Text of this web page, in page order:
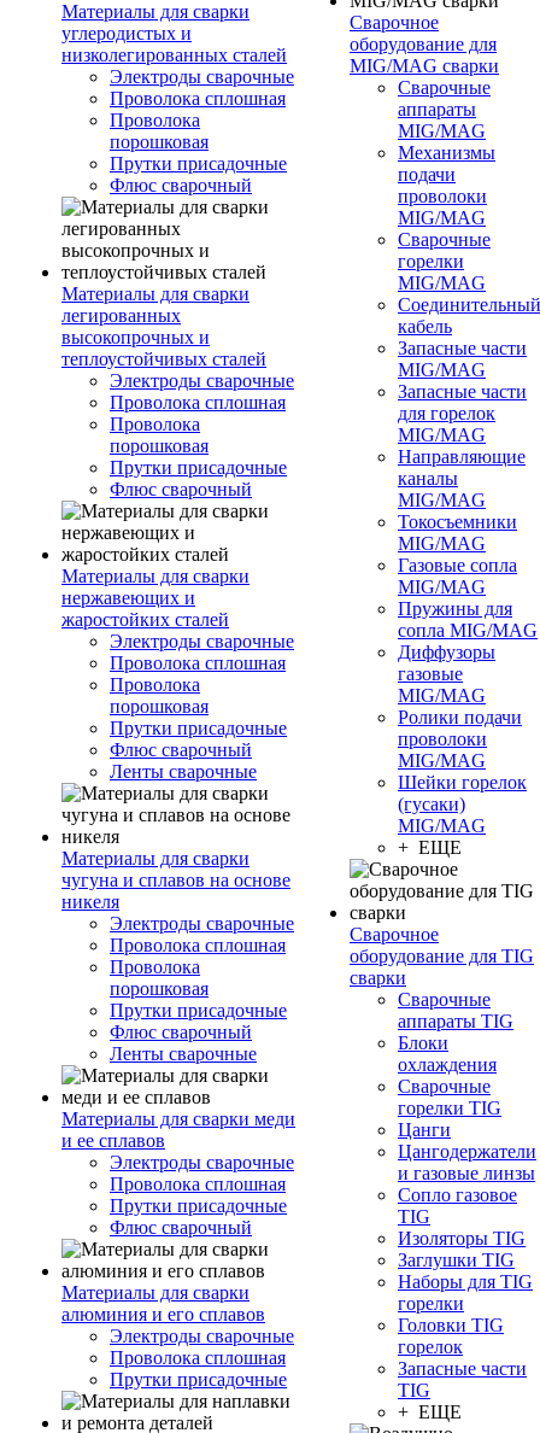
Материалы для сварки
углеродистых и
низколегированных сталей
Электроды сварочные
Проволока сплошная
Проволока
порошковая
Прутки присадочные
Флюс сварочный
Материалы для сварки
легированных
высокопрочных и
теплоустойчивых сталей
Электроды сварочные
Проволока сплошная
Проволока
порошковая
Прутки присадочные
Флюс сварочный
Материалы для сварки
нержавеющих и
жаростойких сталей
Электроды сварочные
Проволока сплошная
Проволока
порошковая
Прутки присадочные
Флюс сварочный
Ленты сварочные
Материалы для сварки
чугуна и сплавов на основе
никеля
Электроды сварочные
Проволока сплошная
Проволока
порошковая
Прутки присадочные
Флюс сварочный
Ленты сварочные
Материалы для сварки меди
и ее сплавов
Электроды сварочные
Проволока сплошная
Прутки присадочные
Флюс сварочный
Материалы для сварки
алюминия и его сплавов
Электроды сварочные
Проволока сплошная
Прутки присадочные
Сварочное
оборудование для
MIG/MAG сварки
Сварочные
аппараты
MIG/MAG
Механизмы
подачи
проволоки
MIG/MAG
Сварочные
горелки
MIG/MAG
Соединительный
кабель
Запасные части
MIG/MAG
Запасные части
для горелок
MIG/MAG
Направляющие
каналы
MIG/MAG
Токосъемники
MIG/MAG
Газовые сопла
MIG/MAG
Пружины для
сопла MIG/MAG
Диффузоры
газовые
MIG/MAG
Ролики подачи
проволоки
MIG/MAG
Шейки горелок
(гусаки)
MIG/MAG
+ ЕЩЕ
Сварочное
оборудование для TIG
сварки
Сварочные
аппараты TIG
Блоки
охлаждения
Сварочные
горелки TIG
Цанги
Цангодержатели
и газовые линзы
Сопло газовое
TIG
Изоляторы TIG
Заглушки TIG
Наборы для TIG
горелки
Головки TIG
горелок
Запасные части
TIG
+ ЕЩЕ